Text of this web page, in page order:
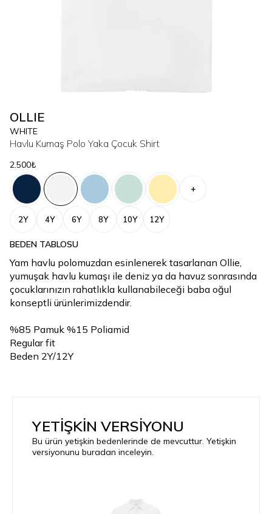
OLLIE
WHITE
Havlu Kumaş Polo Yaka Çocuk Shirt
2.500₺
+
2Y 4Y 6Y 8Y 10Y 12Y
BEDEN TABLOSU
Yam havlu polomuzdan esinlenerek tasarlanan Ollie,
yumuşak havlu kumaşı ile deniz ya da havuz sonrasında
çocuklarınızın rahatlıkla kullanabileceği baba oğul
konseptli ürünlerimizdendir.
%85 Pamuk %15 Poliamid
Regular fit
Beden 2Y/12Y
YETİŞKİN VERSİYONU
Bu ürün yetişkin bedenlerinde de mevcuttur. Yetişkin
versiyonunu buradan inceleyin.